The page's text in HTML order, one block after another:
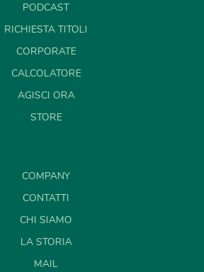
PODCAST
RICHIESTA TITOLI
CORPORATE
CALCOLATORE
AGISCI ORA
STORE
COMPANY
CONTATTI
CHI SIAMO
LA STORIA
MAIL